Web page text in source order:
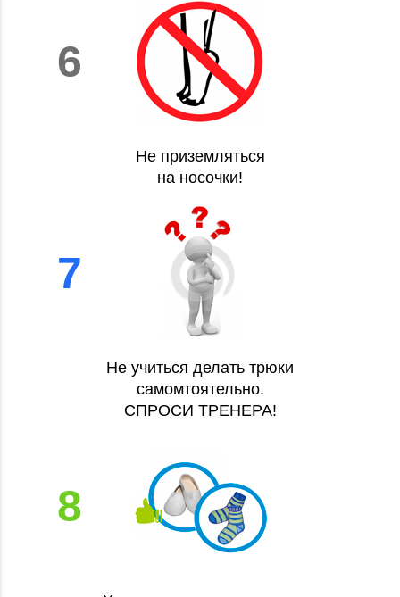
6
Не приземляться
на носочки!
7
Не учиться делать трюки
самомтоятельно.
СПРОСИ ТРЕНЕРА!
8